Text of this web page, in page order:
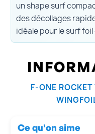
un shape surf
des décollages
idéale pour le surf
F-ONE
Ce qu'on aime